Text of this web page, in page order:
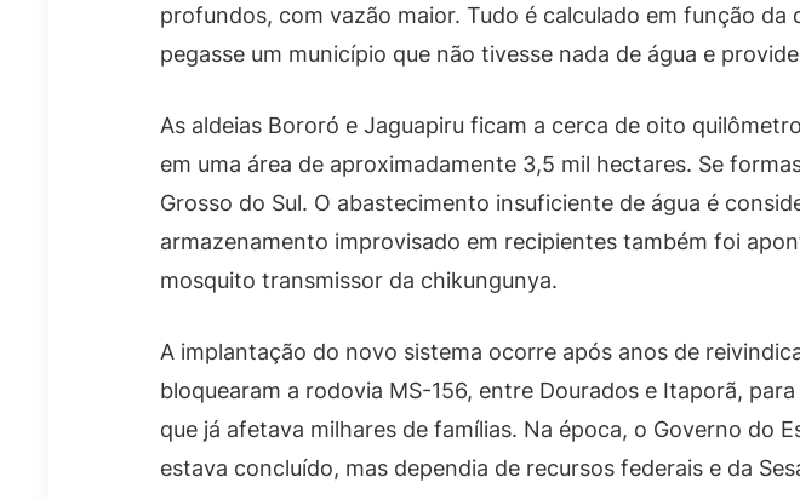
profundos, com vazão maior. Tudo é calculado em função
pegasse um município que não tivesse nada de água e
As aldeias Bororó e Jaguapiru ficam a cerca de oito
em uma área de aproximadamente 3,5 mil hectares. Se
Grosso do Sul. O abastecimento insuficiente de água é
armazenamento improvisado em recipientes também foi
mosquito transmissor da chikungunya.
A implantação do novo sistema ocorre após anos de
bloquearam a rodovia MS-156, entre Dourados e Itaporã,
que já afetava milhares de famílias. Na época, o Governo do
estava concluído, mas dependia de recursos federais e da